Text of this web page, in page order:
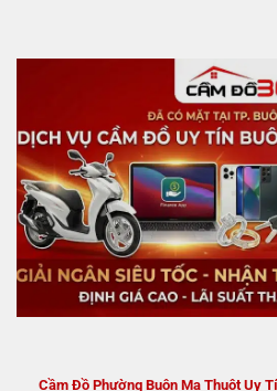
Cầm Đồ Phường Buôn Ma Thuột Uy